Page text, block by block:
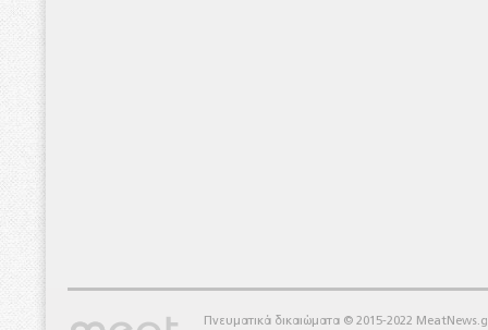
Πνευματικά δικαιώματα © 2015-2022